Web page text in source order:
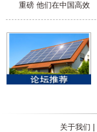
重磅 他们在中国高效
关于我们